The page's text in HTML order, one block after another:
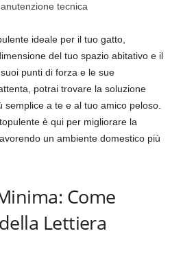
tecnica
ideale per il tuo gatto,
del tuo spazio abitativo e il
punti di forza e le sue
potrai trovare la soluzione
a te e al tuo amico peloso.
è qui per migliorare la
un ambiente domestico più
Come
Lettiera